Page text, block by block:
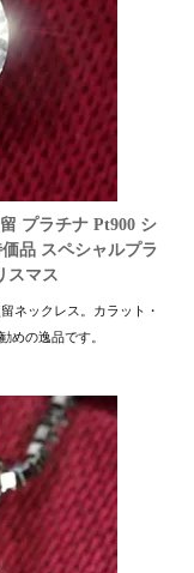
プラチナ Pt900 シ
品 スペシャルプラ
スマス
ネックレス。カラット・
めの逸品です。